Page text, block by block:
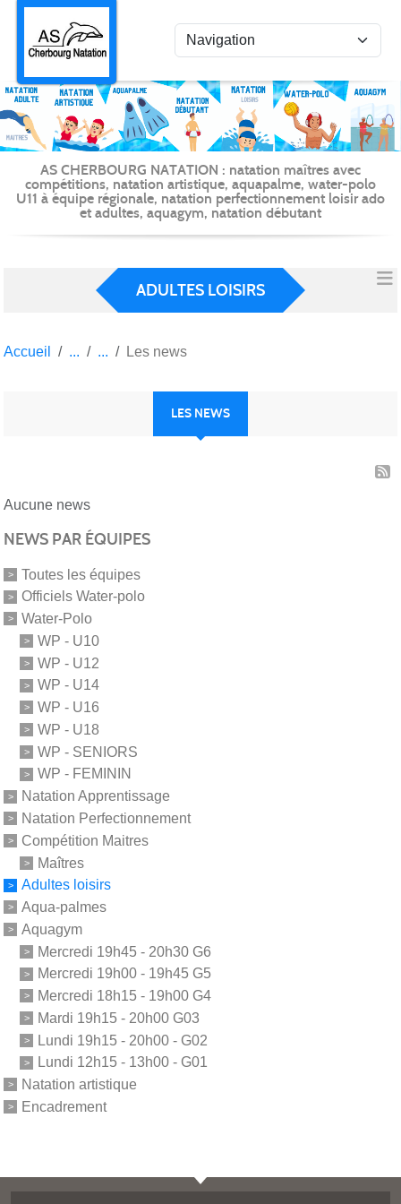
AS CHERBOURG NATATION : natation maîtres avec
compétitions, natation artistique, aquapalme, water-polo
U11 à équipe régionale, natation perfectionnement loisir ado
et adultes, aquagym, natation débutant
ADULTES LOISIRS
Accueil Les news
LES NEWS
Aucune news
NEWS PAR ÉQUIPES
Toutes les équipes
Officiels Water-polo
Water-Polo
WP - U10
WP - U12
WP - U14
WP - U16
WP - U18
WP - SENIORS
WP - FEMININ
Natation Apprentissage
Natation Perfectionnement
Compétition Maitres
Maîtres
Adultes loisirs
Aqua-palmes
Aquagym
Mercredi 19h45 - 20h30 G6
Mercredi 19h00 - 19h45 G5
Mercredi 18h15 - 19h00 G4
Mardi 19h15 - 20h00 G03
Lundi 19h15 - 20h00 - G02
Lundi 12h15 - 13h00 - G01
Natation artistique
Encadrement
Panneau de gestion des cookies